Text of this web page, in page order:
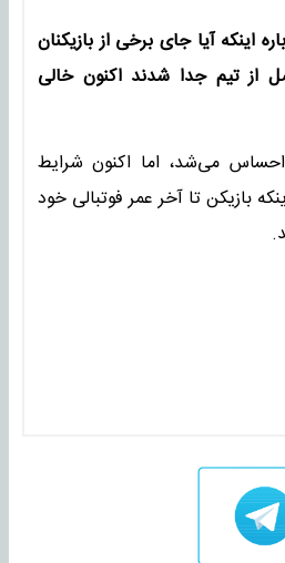
اینکه آیا جای برخی از بازیکنان
از تیم جدا شدند اکنون خالی
می‌شد، اما اکنون شرایط
تا آخر عمر فوتبالی خود